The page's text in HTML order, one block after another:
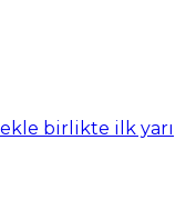
birlikte ilk yarı